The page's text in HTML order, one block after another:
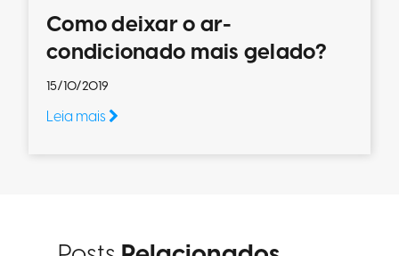
Como deixar o ar-
condicionado mais gelado?
15/10/2019
Leia mais